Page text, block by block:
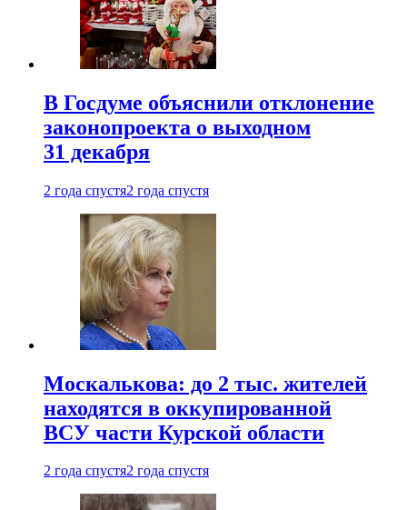
В Госдуме объяснили отклонение
законопроекта о выходном
31 декабря
2 года спустя2 года спустя
Москалькова: до 2 тыс. жителей
находятся в оккупированной
ВСУ части Курской области
2 года спустя2 года спустя